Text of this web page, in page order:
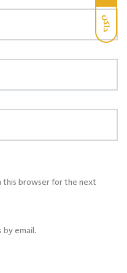
داكن
this browser for the next
email.